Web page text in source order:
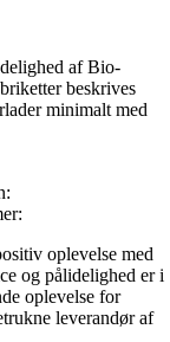
af Bio-
beskrives
minimalt med
oplevelse med
og pålidelighed er i
oplevelse for
leverandør af